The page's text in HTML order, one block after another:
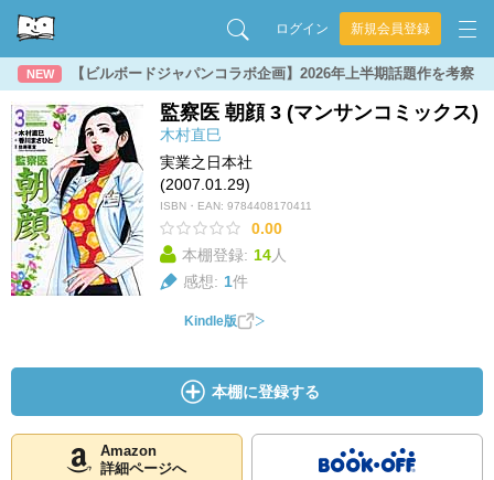
ログイン 新規会員登録
NEW 【ビルボードジャパンコラボ企画】2026年上半期話題作を考察
監察医 朝顔 3 (マンサンコミックス)
木村直巳
実業之日本社
(2007.01.29)
ISBN・EAN: 9784408170411
0.00
本棚登録: 14人
感想: 1件
Kindle版
本棚に登録する
Amazon
詳細ページへ